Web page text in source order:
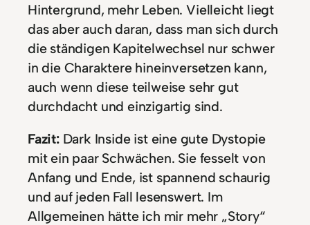
Hintergrund, mehr Leben. Vielleicht liegt
das aber auch daran, dass man sich durch
die ständigen Kapitelwechsel nur schwer
in die Charaktere hineinversetzen kann,
auch wenn diese teilweise sehr gut
durchdacht und einzigartig sind.
Fazit: Dark Inside ist eine gute Dystopie
mit ein paar Schwächen. Sie fesselt von
Anfang und Ende, ist spannend schaurig
und auf jeden Fall lesenswert. Im
Allgemeinen hätte ich mir mehr „Story“